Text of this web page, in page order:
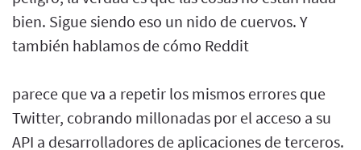
bien. Sigue siendo eso un nido de cuervos. Y
también hablamos de cómo Reddit
parece que va a repetir los mismos errores que
Twitter, cobrando millonadas por el acceso a su
API a desarrolladores de aplicaciones de terceros.